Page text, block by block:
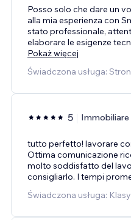
Posso solo che dare un
alla mia esperienza con
stato professionale,
elaborare le esigenze
Pokaż więcej
Świadczona usługa:
5 Immobiliare
tutto perfetto! lavorare
Ottima comunicazione
molto soddisfatto del
consigliarlo. I tempi
Świadczona usługa: